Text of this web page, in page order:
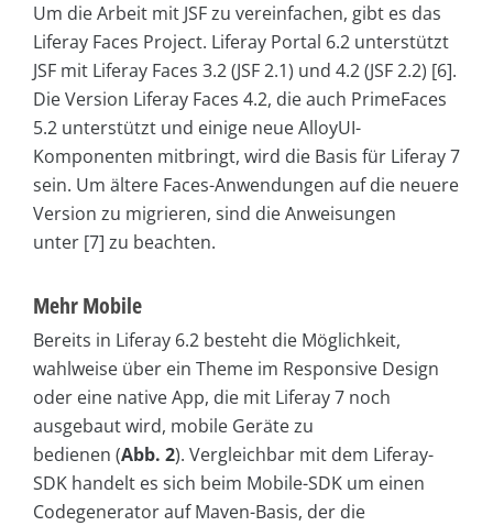
Um die Arbeit mit JSF zu vereinfachen, gibt es das
Liferay Faces Project. Liferay Portal 6.2 unterstützt
JSF mit Liferay Faces 3.2 (JSF 2.1) und 4.2 (JSF 2.2) [6].
Die Version Liferay Faces 4.2, die auch PrimeFaces
5.2 unterstützt und einige neue AlloyUI-
Komponenten mitbringt, wird die Basis für Liferay 7
sein. Um ältere Faces-Anwendungen auf die neuere
Version zu migrieren, sind die Anweisungen
unter [7] zu beachten.
Mehr Mobile
Bereits in Liferay 6.2 besteht die Möglichkeit,
wahlweise über ein Theme im Responsive Design
oder eine native App, die mit Liferay 7 noch
ausgebaut wird, mobile Geräte zu
bedienen (Abb. 2). Vergleichbar mit dem Liferay-
SDK handelt es sich beim Mobile-SDK um einen
Codegenerator auf Maven-Basis, der die